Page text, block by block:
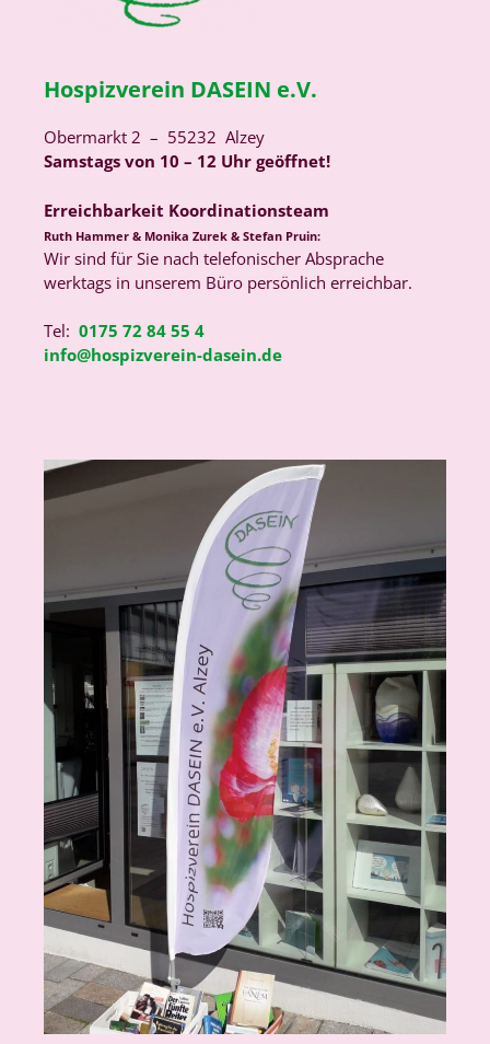
Hospizverein DASEIN e.V.
Obermarkt 2 – 55232 Alzey
Samstags von 10 – 12 Uhr geöffnet!
Erreichbarkeit Koordinationsteam
Ruth Hammer & Monika Zurek & Stefan Pruin:
Wir sind für Sie nach telefonischer Absprache
werktags in unserem Büro persönlich erreichbar.
Tel: 0175 72 84 55 4
info@hospizverein-dasein.de